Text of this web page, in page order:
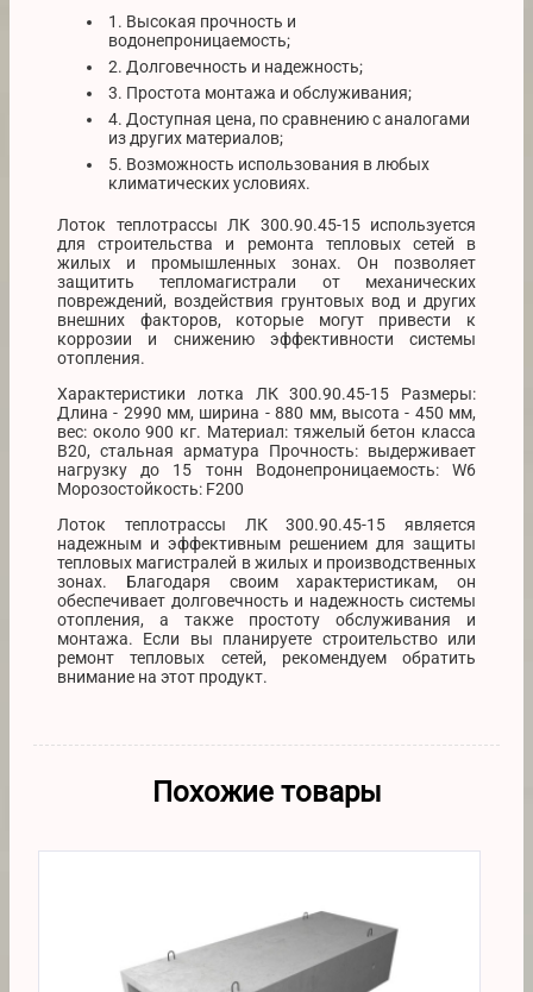
1. Высокая прочность и
водонепроницаемость;
2. Долговечность и надежность;
3. Простота монтажа и обслуживания;
4. Доступная цена, по сравнению с аналогами
из других материалов;
5. Возможность использования в любых
климатических условиях.
Лоток теплотрассы ЛК 300.90.45-15 используется
для строительства и ремонта тепловых сетей в
жилых и промышленных зонах. Он позволяет
защитить тепломагистрали от механических
повреждений, воздействия грунтовых вод и других
внешних факторов, которые могут привести к
коррозии и снижению эффективности системы
отопления.
Характеристики лотка ЛК 300.90.45-15 Размеры:
Длина - 2990 мм, ширина - 880 мм, высота - 450 мм,
вес: около 900 кг. Материал: тяжелый бетон класса
В20, стальная арматура Прочность: выдерживает
нагрузку до 15 тонн Водонепроницаемость: W6
Морозостойкость: F200
Лоток теплотрассы ЛК 300.90.45-15 является
надежным и эффективным решением для защиты
тепловых магистралей в жилых и производственных
зонах. Благодаря своим характеристикам, он
обеспечивает долговечность и надежность системы
отопления, а также простоту обслуживания и
монтажа. Если вы планируете строительство или
ремонт тепловых сетей, рекомендуем обратить
внимание на этот продукт.
Похожие товары